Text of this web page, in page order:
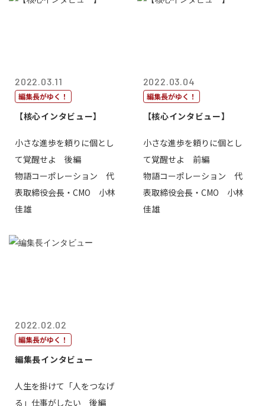
2022.03.11
編集長がゆく！
【核心インタビュー】
小さな進歩を頼りに個とし
て覚醒せよ 後編
物語コーポレーション 代
表取締役会長・CMO 小林
佳雄
2022.03.04
編集長がゆく！
【核心インタビュー】
小さな進歩を頼りに個とし
て覚醒せよ 前編
物語コーポレーション 代
表取締役会長・CMO 小林
佳雄
2022.02.02
編集長がゆく！
編集長インタビュー
人生を掛けて「人をつなげ
る」仕事がしたい 後編